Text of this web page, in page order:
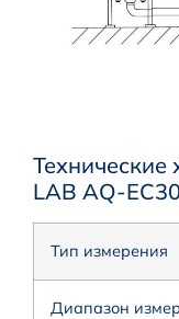
Технические
LAB AQ-
Тип измерения
Диапазон